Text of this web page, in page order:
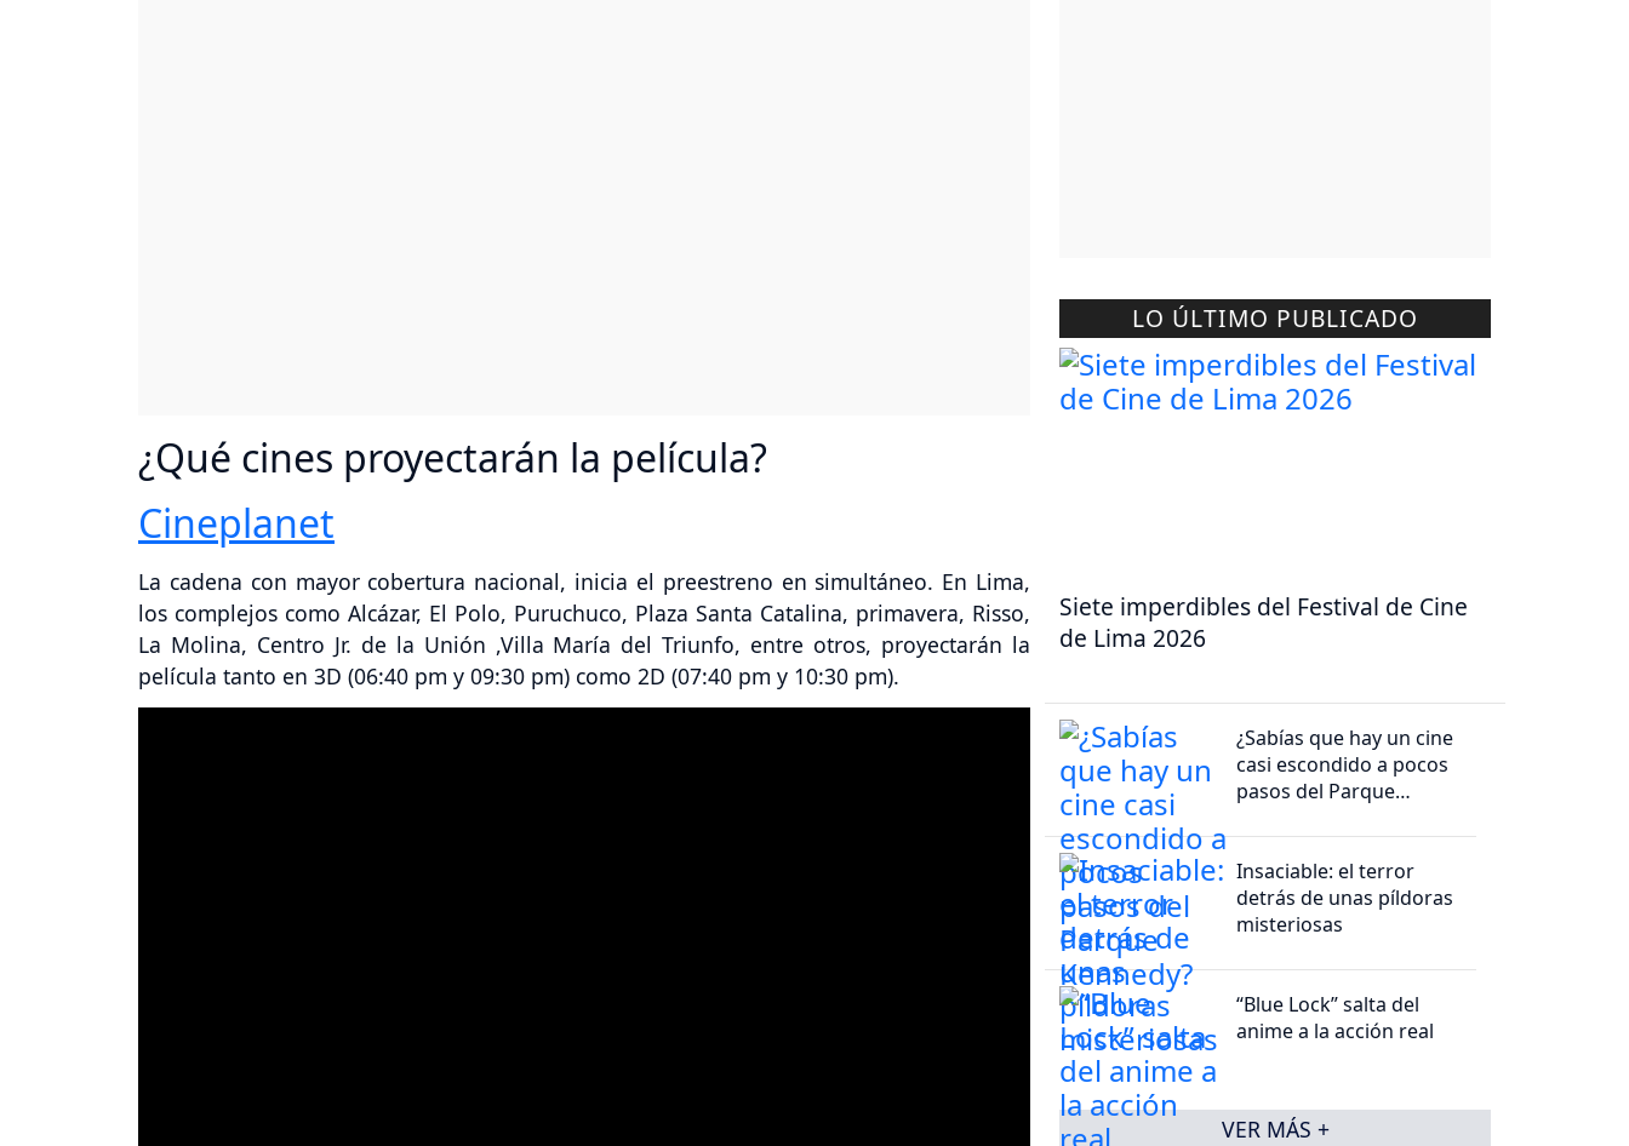
¿Qué cines proyectarán la película?
Cineplanet
La cadena con mayor cobertura nacional, inicia el preestreno en simultáneo. En Lima,
los complejos como Alcázar, El Polo, Puruchuco, Plaza Santa Catalina, primavera, Risso,
La Molina, Centro Jr. de la Unión ,Villa María del Triunfo, entre otros, proyectarán la
película tanto en 3D (06:40 pm y 09:30 pm) como 2D (07:40 pm y 10:30 pm).
LO ÚLTIMO PUBLICADO
Siete imperdibles del Festival de Cine
de Lima 2026
¿Sabías que hay un cine
casi escondido a pocos
pasos del Parque
Insaciable: el terror
detrás de unas píldoras
misteriosas
“Blue Lock” salta del
anime a la acción real
VER MÁS +